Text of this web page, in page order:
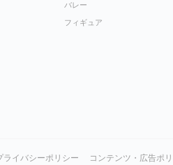
バレー
フィギュア
ライバシーポリシー コンテンツ・広告ポ